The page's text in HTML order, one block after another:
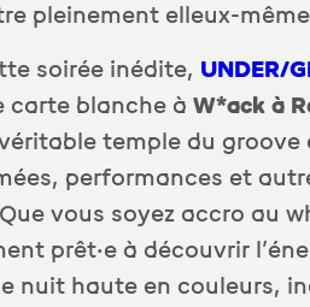
pleinement elleux-
soirée inédite, UNDER/
carte blanche àW*ack à
temple du
performances et
vous soyez accro au
prêt·e à découvrir
nuit haute en couleurs,